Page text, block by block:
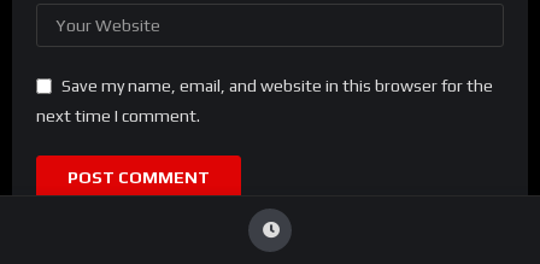
Save my name, email, and website in this browser for the
next time I comment.